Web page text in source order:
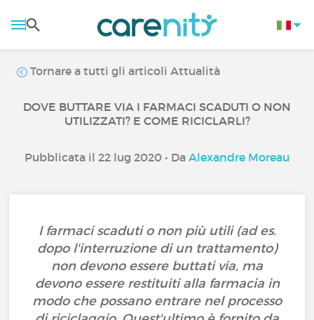
Tornare a tutti gli articoli Attualità
DOVE BUTTARE VIA I FARMACI SCADUTI O NON
UTILIZZATI? E COME RICICLARLI?
Pubblicata il 22 lug 2020 • Da Alexandre Moreau
I farmaci scaduti o non più utili (ad es.
dopo l'interruzione di un trattamento)
non devono essere buttati via, ma
devono essere restituiti alla farmacia in
modo che possano entrare nel processo